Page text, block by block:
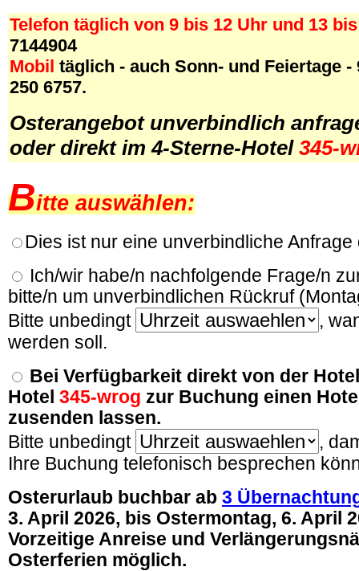
Telefon täglich von 9 bis 12 Uhr und 13
7144904
Mobil täglich - auch Sonn- und Feiertage -
250 6757.
Osterangebot unverbindlich
oder direkt im4-Sterne-Hotel 345-
Bitte auswählen:
Dies ist nur eine unverbindliche
Ich/wir habe/n nachfolgende Frage/n
bitte/n um unverbindlichen Rückruf
Bitte unbedingt
,
werden soll.
Bei Verfügbarkeit direkt von der
Hotel 345-wrog zur Buchung einen
zusenden lassen.
Bitte unbedingt
,
Ihre Buchung telefonisch besprechen
Osterurlaub buchbar ab 3
3. April 2026, bis Ostermontag, 6. April
Vorzeitige Anreise und
Osterferien möglich.